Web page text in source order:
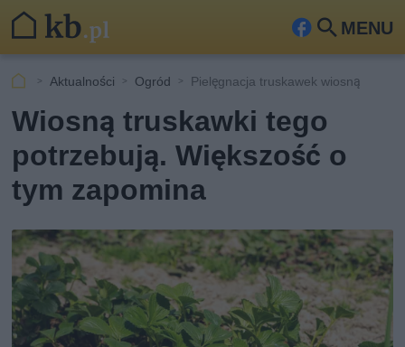
MENU
Fa
ook
Szu
kaj
Aktualności Ogród Pielęgnacja truskawek wiosną
Wiosną truskawki tego
potrzebują. Większość o
tym zapomina